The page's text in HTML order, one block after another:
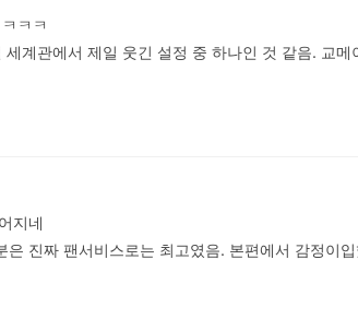
ㅋㅋ
계관에서 제일 웃긴 설정 중 하나인 것 같음. 교
지네
진짜 팬서비스로는 최고였음. 본편에서 감정이